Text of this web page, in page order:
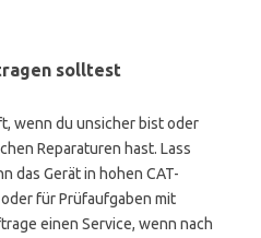
solltest
wenn du unsicher bist oder
Reparaturen hast. Lass
das Gerät in hohen CAT-
für Prüfaufgaben mit
einen Service, wenn nach